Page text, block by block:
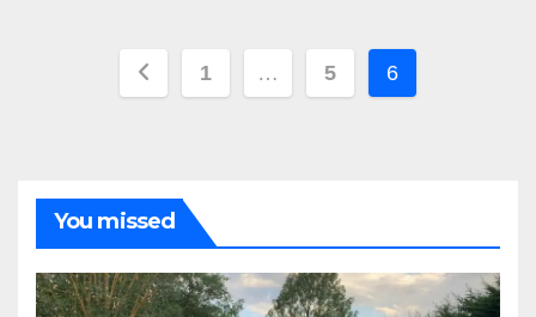
Paginación
1 … 5 6
You missed